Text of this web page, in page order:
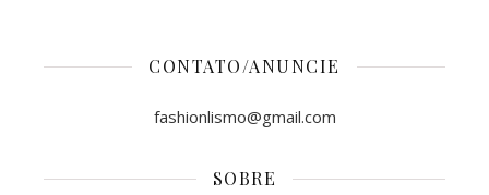
CONTATO/ANUNCIE
fashionlismo@gmail.com
SOBRE